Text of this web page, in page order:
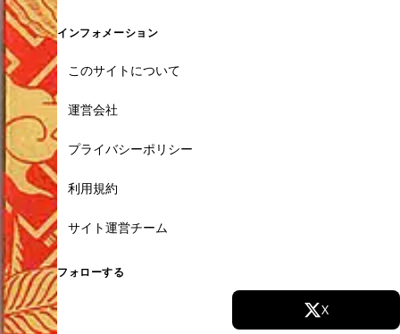
インフォメーション
このサイトについて
運営会社
プライバシーポリシー
利用規約
サイト運営チーム
フォローする
X